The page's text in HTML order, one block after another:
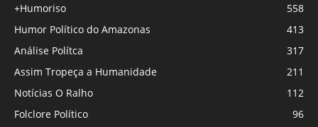
+Humoriso
558
Humor Político do Amazonas
413
Análise Polítca
317
Assim Tropeça a Humanidade
211
Notícias O Ralho
112
Folclore Político
96